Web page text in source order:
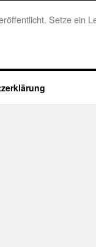
Setze ein